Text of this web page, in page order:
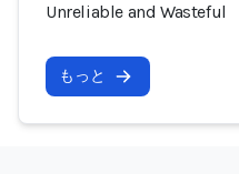
Unreliable and Wasteful
もっと